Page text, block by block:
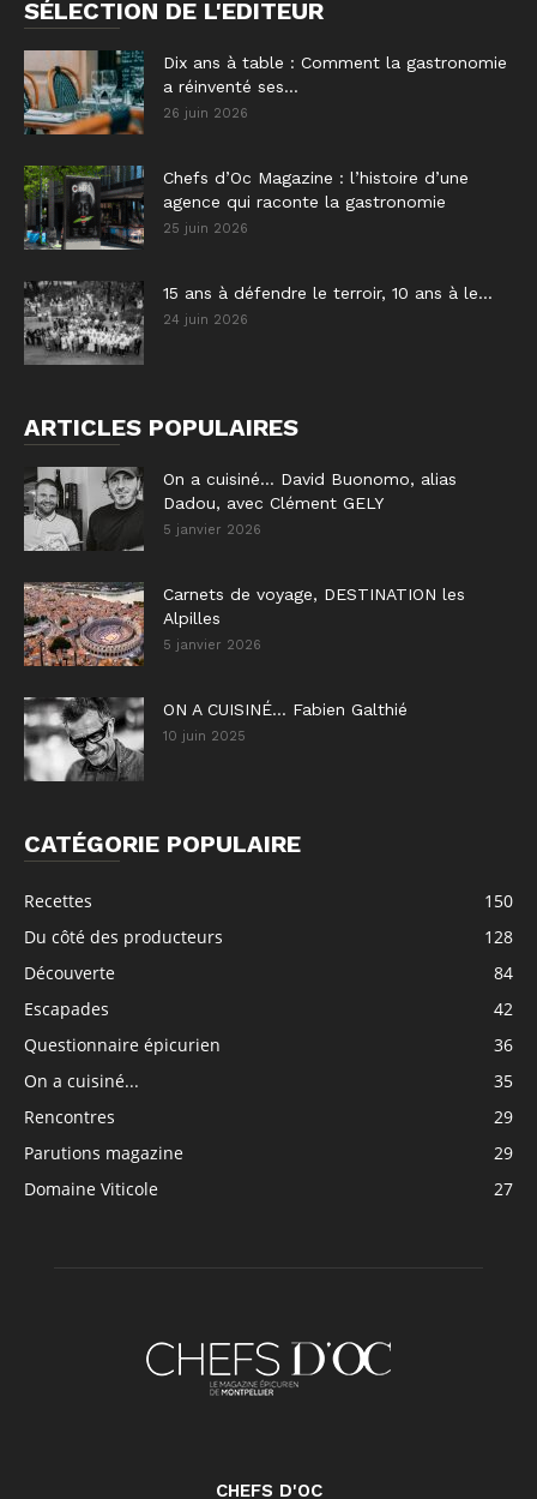
SÉLECTION DE L'EDITEUR
Dix ans à table : Comment la gastronomie
a réinventé ses...
26 juin 2026
Chefs d’Oc Magazine : l’histoire d’une
agence qui raconte la gastronomie
25 juin 2026
15 ans à défendre le terroir, 10 ans à le...
24 juin 2026
ARTICLES POPULAIRES
On a cuisiné… David Buonomo, alias
Dadou, avec Clément GELY
5 janvier 2026
Carnets de voyage, DESTINATION les
Alpilles
5 janvier 2026
ON A CUISINÉ… Fabien Galthié
10 juin 2025
CATÉGORIE POPULAIRE
Recettes
150
Du côté des producteurs
128
Découverte
84
Escapades
42
Questionnaire épicurien
36
On a cuisiné...
35
Rencontres
29
Parutions magazine
29
Domaine Viticole
27
CHEFS D'OC